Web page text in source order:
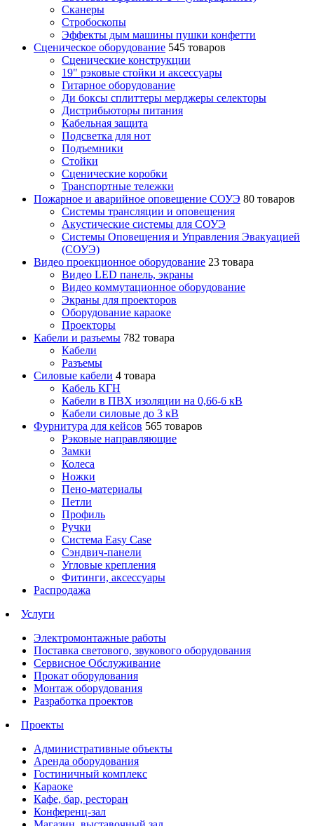
Сканеры
Стробоскопы
Эффекты дым машины пушки конфетти
Сценическое оборудование 545 товаров
Сценические конструкции
19" рэковые стойки и аксесcуары
Гитарное оборудование
Ди боксы сплиттеры мерджеры селекторы
Дистрибьюторы питания
Кабельная защита
Подсветка для нот
Подъемники
Стойки
Сценические коробки
Транспортные тележки
Пожарное и аварийное оповещение СОУЭ 80 товаров
Cистемы трансляции и оповещения
Акустические системы для СОУЭ
Системы Оповещения и Управления Эвакуацией
(СОУЭ)
Видео проекционное оборудование 23 товара
Видео LED панель, экраны
Видео коммутационное оборудование
Экраны для проекторов
Оборудование караоке
Проекторы
Кабели и разъемы 782 товара
Кабели
Разъемы
Силовые кабели 4 товара
Кабель КГН
Кабели в ПВХ изоляции на 0,66-6 кВ
Кабели силовые до 3 кВ
Фурнитура для кейсов 565 товаров
Рэковые направляющие
Замки
Колеса
Ножки
Пено-материалы
Петли
Профиль
Ручки
Система Easy Case
Сэндвич-панели
Угловые крепления
Фитинги, аксессуары
Распродажа
Услуги
Электромонтажные работы
Поставка светового, звукового оборудования
Сервисное Обслуживание
Прокат оборудования
Монтаж оборудования
Разработка проектов
Проекты
Административные объекты
Аренда оборудования
Гостиничный комплекс
Караоке
Кафе, бар, ресторан
Конференц-зал